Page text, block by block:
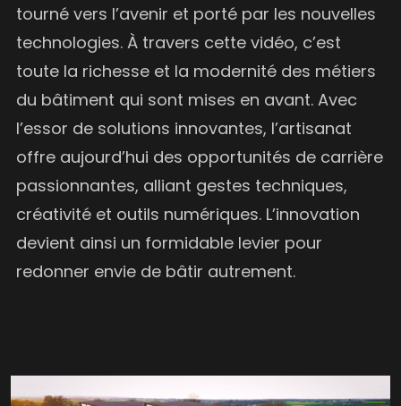
tourné vers l’avenir et porté par les nouvelles
technologies. À travers cette vidéo, c’est
toute la richesse et la modernité des métiers
du bâtiment qui sont mises en avant. Avec
l’essor de solutions innovantes, l’artisanat
offre aujourd’hui des opportunités de carrière
passionnantes, alliant gestes techniques,
créativité et outils numériques. L’innovation
devient ainsi un formidable levier pour
redonner envie de bâtir autrement.